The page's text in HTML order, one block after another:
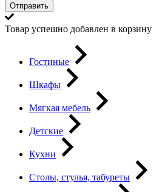
Отправить
Товар успешно добавлен в корзину
Гостиные
Шкафы
Мягкая мебель
Детские
Кухни
Столы, стулья, табуреты